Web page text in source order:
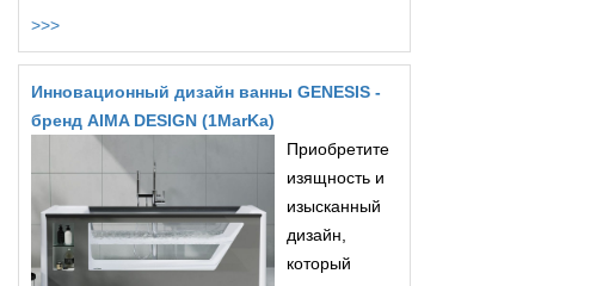
>>>
Инновационный дизайн ванны GENESIS -
бренд AIMA DESIGN (1MarKa)
Приобретите
изящность и
изысканный
дизайн,
который